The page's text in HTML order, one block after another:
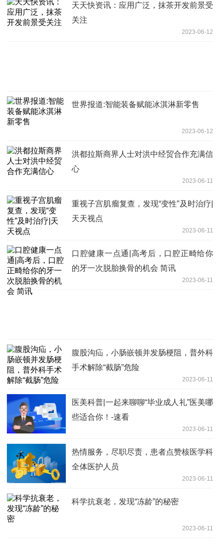
天天快资讯：应用广泛，抹茶开发前景受
关注
2023-06-12
世界报道:智能装备赋能冰淇淋新零售
2023-06-12
洪都拉斯商界人士对洪中经贸合作充满信
心
2023-06-11
重视子宫肌瘤复查，发现“变性”及时治疗|
天天视点
2023-06-11
口腔健康一点通|高考后，口腔正畸给你
的牙一次脱胎换骨的机会 简讯
2023-06-11
腹股沟疝，小肠嵌顿并发肠梗阻，普外科
手术解除“截肠”危险
2023-06-11
医美科普|一起来聊聊“毕业成人礼”医美哪
些适合你！-速看
2023-06-11
热情服务，尽职尽责，患者点赞核医学科
全体医护人员
2023-06-11
科学抗衰老，发现“冻龄”的秘密
2023-06-11